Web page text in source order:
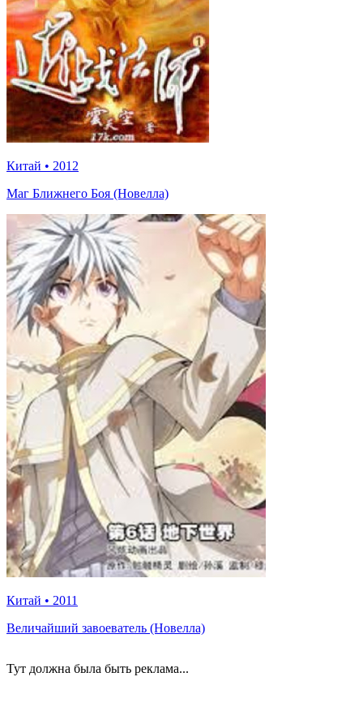
Китай • 2012
Маг Ближнего Боя (Новелла)
Китай • 2011
Величайший завоеватель (Новелла)
Тут должна была быть реклама...